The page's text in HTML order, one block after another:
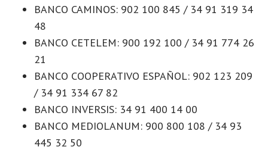
BANCO CAMINOS: 902 100 845 / 34 91 319 34
48
BANCO CETELEM: 900 192 100 / 34 91 774 26
21
BANCO COOPERATIVO ESPAÑOL: 902 123 209
/ 34 91 334 67 82
BANCO INVERSIS: 34 91 400 14 00
BANCO MEDIOLANUM: 900 800 108 / 34 93
445 32 50